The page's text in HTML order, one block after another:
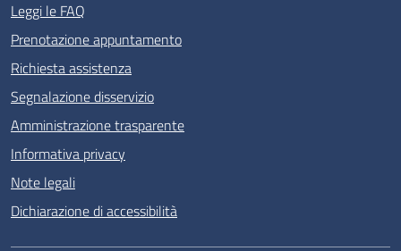
Leggi le FAQ
Prenotazione appuntamento
Richiesta assistenza
Segnalazione disservizio
Amministrazione trasparente
Informativa privacy
Note legali
Dichiarazione di accessibilità